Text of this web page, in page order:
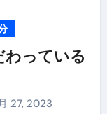
わっている
27, 2023